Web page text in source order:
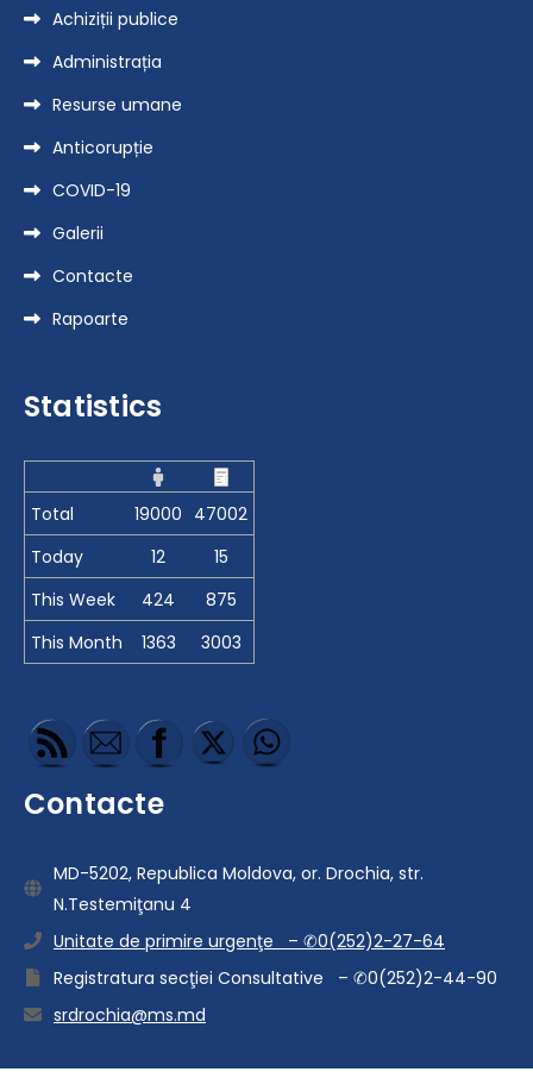
Achiziții publice
Administrația
Resurse umane
Anticorupție
COVID-19
Galerii
Contacte
Rapoarte
Statistics
Total 19000 47002
Today
12
15
This Week
424
875
This Month
1363 3003
Contacte
MD-5202, Republica Moldova, or. Drochia, str.
N.Testemiţanu 4
Unitate de primire urgenţe – ✆0(252)2-27-64
Registratura secţiei Consultative – ✆0(252)2-44-90
srdrochia@ms.md